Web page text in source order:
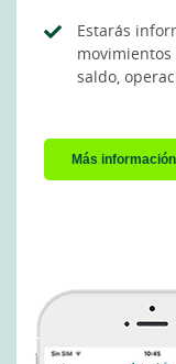
Estarás
movimientos
saldo,
Más información